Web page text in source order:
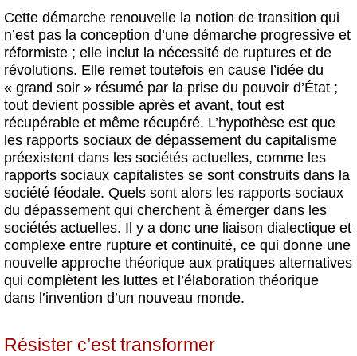
Cette démarche renouvelle la notion de transition qui
n’est pas la conception d’une démarche progressive et
réformiste ; elle inclut la nécessité de ruptures et de
révolutions. Elle remet toutefois en cause l’idée du
« grand soir » résumé par la prise du pouvoir d’État ;
tout devient possible après et avant, tout est
récupérable et même récupéré. L’hypothèse est que
les rapports sociaux de dépassement du capitalisme
préexistent dans les sociétés actuelles, comme les
rapports sociaux capitalistes se sont construits dans la
société féodale. Quels sont alors les rapports sociaux
du dépassement qui cherchent à émerger dans les
sociétés actuelles. Il y a donc une liaison dialectique et
complexe entre rupture et continuité, ce qui donne une
nouvelle approche théorique aux pratiques alternatives
qui complètent les luttes et l’élaboration théorique
dans l’invention d’un nouveau monde.
Résister c’est transformer